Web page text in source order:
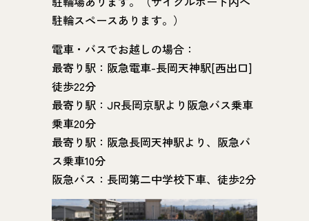
駐輪スペースあります。）
電車・バスでお越しの場合：
最寄り駅：阪急電車-長岡天神駅[西出口]
徒歩22分
最寄り駅：JR長岡京駅より阪急バス乗車
乗車20分
最寄り駅：阪急長岡天神駅より、阪急バ
ス乗車10分
阪急バス：長岡第二中学校下車、徒歩2分